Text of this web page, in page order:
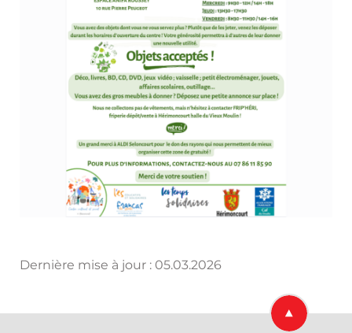
Dernière mise à jour : 05.03.2026
Retourner